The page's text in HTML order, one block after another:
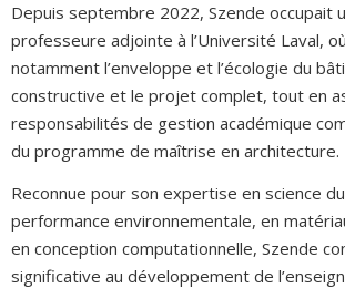
Depuis septembre 2022, Szende occupait
professeure adjointe à l’Université Laval,
notamment l’enveloppe et l’écologie du
constructive et le projet complet, tout en
responsabilités de gestion académique
du programme de maîtrise en architecture.
Reconnue pour son expertise en science
performance environnementale, en
en conception computationnelle, Szende
significative au développement de